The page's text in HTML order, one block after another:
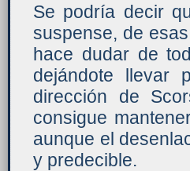
Se podría decir
suspense, de
hace dudar de
dejándote llevar
dirección de
consigue
aunque el
y predecible.